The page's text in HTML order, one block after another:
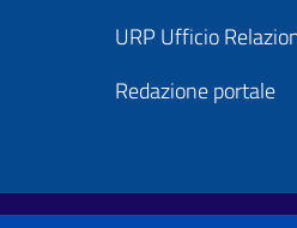
URP Ufficio
Redazione portale